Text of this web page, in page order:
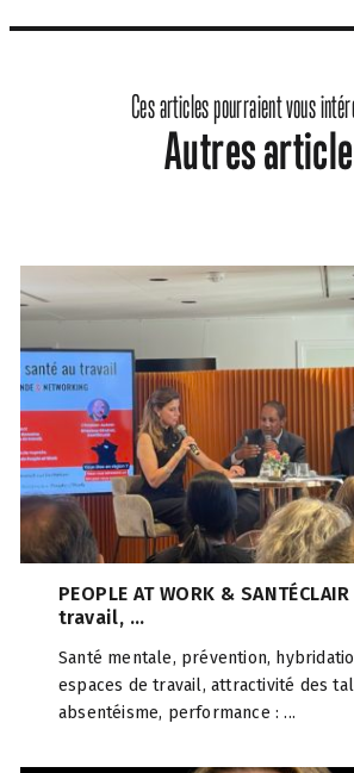
Ces articles pourraient vous
Autres
PEOPLE AT WORK &
travail, ...
Santé mentale, prévention,
espaces de travail, attractivité des
absentéisme, performance : ...